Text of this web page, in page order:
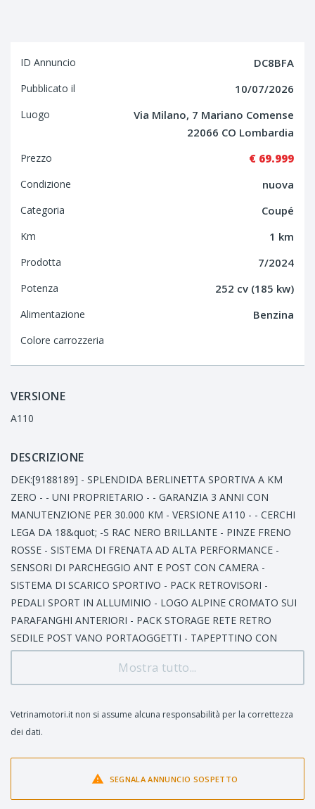
ID Annuncio DC8BFA
Pubblicato il 10/07/2026
Luogo
Via Milano, 7 Mariano Comense
22066 CO Lombardia
Prezzo € 69.999
Condizione nuova
Categoria Coupé
Km 1 km
Prodotta 7/2024
Potenza 252 cv (185 kw)
Alimentazione Benzina
Colore carrozzeria
VERSIONE
A110
DESCRIZIONE
DEK:[9188189] - SPLENDIDA BERLINETTA SPORTIVA A KM
ZERO - - UNI PROPRIETARIO - - GARANZIA 3 ANNI CON
MANUTENZIONE PER 30.000 KM - VERSIONE A110 - - CERCHI
LEGA DA 18&quot; -S RAC NERO BRILLANTE - PINZE FRENO
ROSSE - SISTEMA DI FRENATA AD ALTA PERFORMANCE -
SENSORI DI PARCHEGGIO ANT E POST CON CAMERA -
SISTEMA DI SCARICO SPORTIVO - PACK RETROVISORI -
PEDALI SPORT IN ALLUMINIO - LOGO ALPINE CROMATO SUI
PARAFANGHI ANTERIORI - PACK STORAGE RETE RETRO
SEDILE POST VANO PORTAOGGETTI - TAPEPTTINO CON
LOGO ALPINE ______________________________ N.B. Si consiglia
sempre la clientela di contattarci telefonicamente per avere
nostro impegno per garantire l&apos;esattezza e la precisione
delle informazioni riportate nei nostri annunci è sempre
delle incongruenze involontarie riguardanti le immagini e la
descrizione degli accessori. A tal proposito, n...
Mostra tutto...
Vetrinamotori.it non si assume alcuna responsabilità per la correttezza
dei dati.
SEGNALA ANNUNCIO SOSPETTO